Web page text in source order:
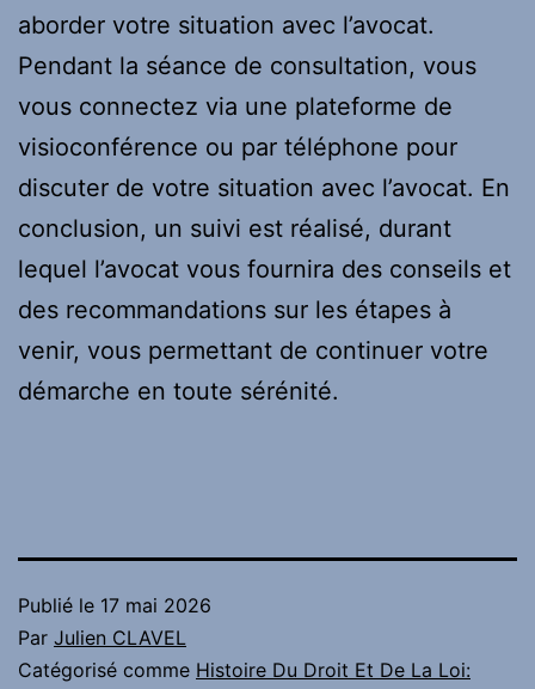
aborder votre situation avec l’avocat.
Pendant la séance de consultation, vous
vous connectez via une plateforme de
visioconférence ou par téléphone pour
discuter de votre situation avec l’avocat. En
conclusion, un suivi est réalisé, durant
lequel l’avocat vous fournira des conseils et
des recommandations sur les étapes à
venir, vous permettant de continuer votre
démarche en toute sérénité.
Publié le 17 mai 2026
Par Julien CLAVEL
Catégorisé comme Histoire Du Droit Et De La Loi: